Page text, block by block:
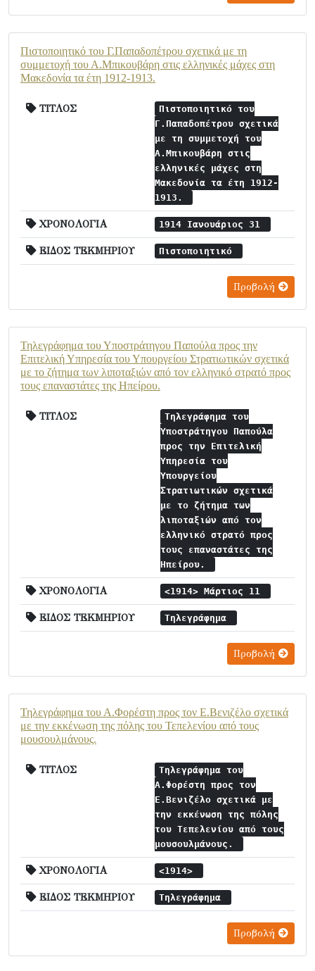
Πιστοποιητικό του Γ.Παπαδοπέτρου σχετικά με τη
συμμετοχή του Α.Μπικουβάρη στις ελληνικές μάχες στη
Μακεδονία τα έτη 1912-1913.
ΤΙΤΛΟΣ
Πιστοποιητικό του
Γ.Παπαδοπέτρου σχετικά
με τη συμμετοχή του
Α.Μπικουβάρη στις
ελληνικές μάχες στη
Μακεδονία τα έτη 1912-
1913.
ΧΡΟΝΟΛΟΓΙΑ 1914 Ιανουάριος 31
ΕΙΔΟΣ ΤΕΚΜΗΡΙΟΥ Πιστοποιητικό
Προβολή
Τηλεγράφημα του Υποστράτηγου Παπούλα προς την
Επιτελική Υπηρεσία του Υπουργείου Στρατιωτικών σχετικά
με το ζήτημα των λιποταξιών από τον ελληνικό στρατό προς
τους επαναστάτες της Ηπείρου.
ΤΙΤΛΟΣ
Τηλεγράφημα του
Υποστράτηγου Παπούλα
προς την Επιτελική
Υπηρεσία του
Υπουργείου
Στρατιωτικών σχετικά
με το ζήτημα των
λιποταξιών από τον
ελληνικό στρατό προς
τους επαναστάτες της
Ηπείρου.
ΧΡΟΝΟΛΟΓΙΑ <1914> Μάρτιος 11
ΕΙΔΟΣ ΤΕΚΜΗΡΙΟΥ Τηλεγράφημα
Προβολή
Τηλεγράφημα του Α.Φορέστη προς τον Ε.Βενιζέλο σχετικά
με την εκκένωση της πόλης του Τεπελενίου από τους
μουσουλμάνους.
ΤΙΤΛΟΣ
Τηλεγράφημα του
Α.Φορέστη προς τον
Ε.Βενιζέλο σχετικά με
την εκκένωση της πόλης
του Τεπελενίου από τους
μουσουλμάνους.
ΧΡΟΝΟΛΟΓΙΑ <1914>
ΕΙΔΟΣ ΤΕΚΜΗΡΙΟΥ Τηλεγράφημα
Προβολή